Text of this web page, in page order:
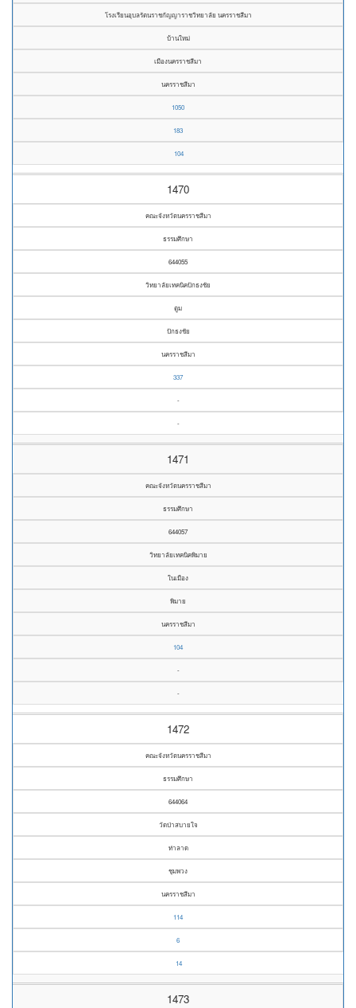
โรงเรียนอุบลรัตนราชกัญญาราชวิทยาลัย นครราชสีมา
บ้านใหม่
เมืองนครราชสีมา
นครราชสีมา
1050
183
104
1470
คณะจังหวัดนครราชสีมา
ธรรมศึกษา
644055
วิทยาลัยเทคนิคปักธงชัย
ตูม
ปักธงชัย
นครราชสีมา
337
-
-
1471
คณะจังหวัดนครราชสีมา
ธรรมศึกษา
644057
วิทยาลัยเทคนิคพิมาย
ในเมือง
พิมาย
นครราชสีมา
104
-
-
1472
คณะจังหวัดนครราชสีมา
ธรรมศึกษา
644064
วัดป่าสบายใจ
ท่าลาด
ชุมพวง
นครราชสีมา
114
6
14
1473